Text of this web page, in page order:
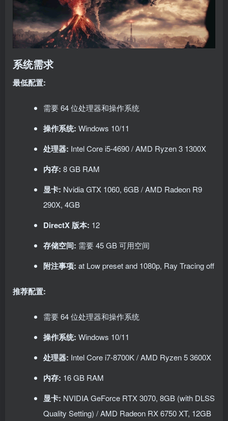
系统需求
最低配置:
需要 64 位处理器和操作系统
操作系统: Windows 10/11
处理器: Intel Core i5-4690 / AMD Ryzen 3 1300X
内存: 8 GB RAM
显卡: Nvidia GTX 1060, 6GB / AMD Radeon R9
290X, 4GB
DirectX 版本: 12
存储空间: 需要 45 GB 可用空间
附注事项: at Low preset and 1080p, Ray Tracing off
推荐配置:
需要 64 位处理器和操作系统
操作系统: Windows 10/11
处理器: Intel Core i7-8700K / AMD Ryzen 5 3600X
内存: 16 GB RAM
显卡: NVIDIA GeForce RTX 3070, 8GB (with DLSS
Quality Setting) / AMD Radeon RX 6750 XT, 12GB